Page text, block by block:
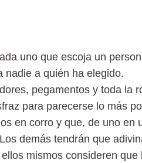
uno que escoja un
nadie a quién ha elegido.
pegamentos y toda la
para parecerse lo más
en corro y que, de uno en
demás tendrán que
mismos consideren que